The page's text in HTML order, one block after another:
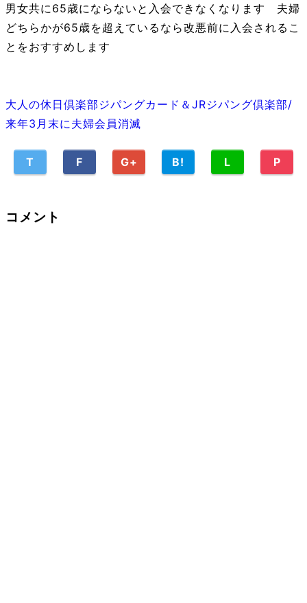
男女共に65歳にならないと入会できなくなります 夫婦
どちらかが65歳を超えているなら改悪前に入会されるこ
とをおすすめします
大人の休日倶楽部ジパングカード＆JRジパング倶楽部/
来年3月末に夫婦会員消滅
T F G+ B! L P
コメント